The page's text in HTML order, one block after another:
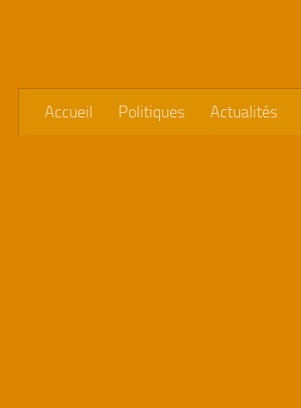
Accueil Politiques Actualités